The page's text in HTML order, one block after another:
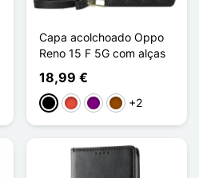
Capa acolchoado Oppo
Reno 15 F 5G com alças
18,99 €
PretoVermelho
PúrpuraCastanho
+2